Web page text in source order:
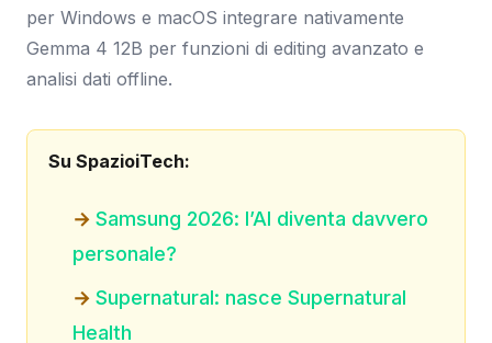
per Windows e macOS integrare nativamente
Gemma 4 12B per funzioni di editing avanzato e
analisi dati offline.
Su SpazioiTech:
Samsung 2026: l’AI diventa davvero
personale?
Supernatural: nasce Supernatural
Health